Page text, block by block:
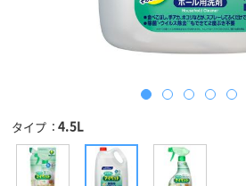
タイプ 4.5L